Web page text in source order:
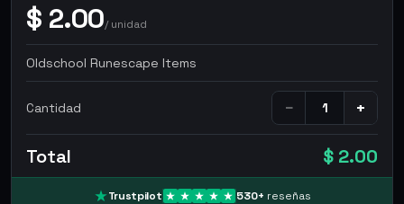
$ 2.00/unidad
Oldschool Runescape Items
Cantidad − +
Total $ 2.00
Trustpilot 530+ reseñas